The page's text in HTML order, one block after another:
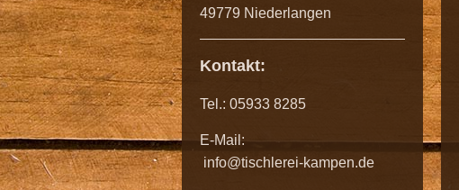
49779 Niederlangen
Kontakt:
Tel.: 05933 8285
E-Mail:
info@tischlerei-kampen.de